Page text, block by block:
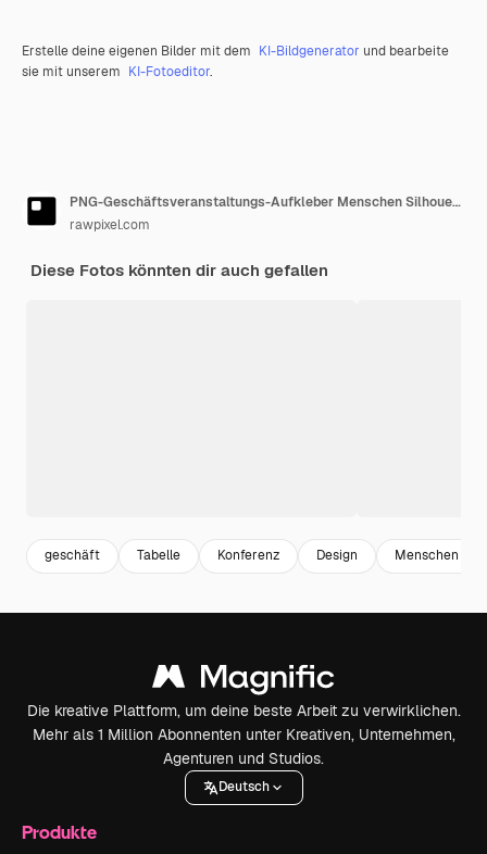
Erstelle deine eigenen Bilder mit dem KI-Bildgenerator und bearbeite
sie mit unserem KI-Fotoeditor.
PNG-Geschäftsveranstaltungs-Aufkleber Menschen Silhouette durchsichtiger Hintergrund
rawpixel.com
Diese Fotos könnten dir auch gefallen
geschäft Tabelle Konferenz Design Menschen
Die kreative Plattform, um deine beste Arbeit zu verwirklichen.
Mehr als 1 Million Abonnenten unter Kreativen, Unternehmen,
Agenturen und Studios.
Deutsch
Produkte